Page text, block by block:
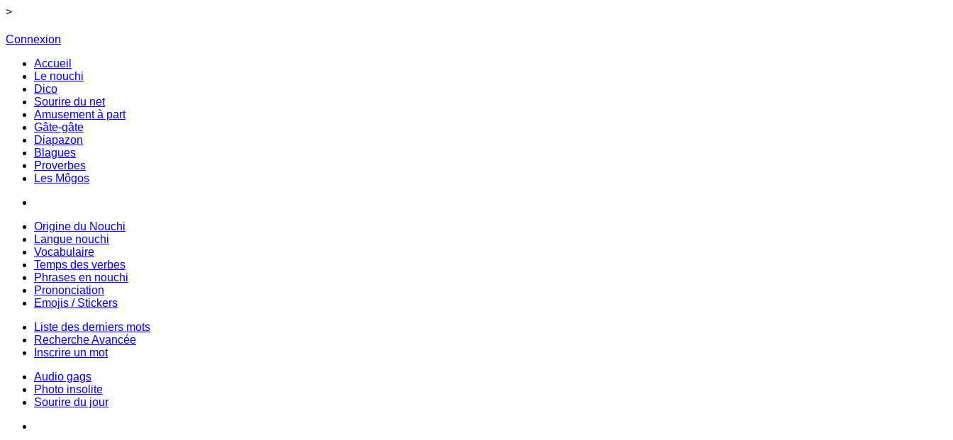
>
Connexion
Accueil
Le nouchi
Dico
Sourire du net
Amusement à part
Gâte-gâte
Diapazon
Blagues
Proverbes
Les Môgos
Origine du Nouchi
Langue nouchi
Vocabulaire
Temps des verbes
Phrases en nouchi
Prononciation
Emojis / Stickers
Liste des derniers mots
Recherche Avancée
Inscrire un mot
Audio gags
Photo insolite
Sourire du jour